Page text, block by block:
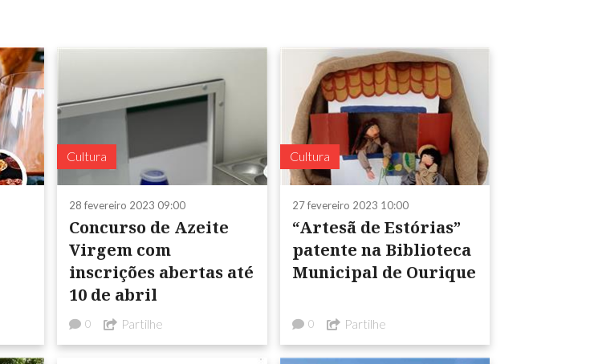
Cultura
28 fevereiro 2023 09:00
Concurso de Azeite
Virgem com
inscrições abertas até
10 de abril
0 Partilhe
Cultura
27 fevereiro 2023 10:00
“Artesã de Estórias”
patente na Biblioteca
Municipal de Ourique
0 Partilhe